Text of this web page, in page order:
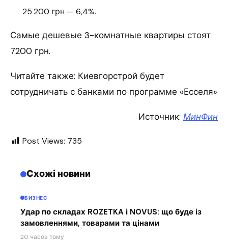
25 200 грн — 6,4%.
Самые дешевые 3-комнатные квартиры стоят
7200 грн.
Читайте также: Киевгорстрой будет
сотрудничать с банками по программе «Есселя»
Источник: МинФин
Post Views: 735
Схожі новини
БИЗНЕС
Удар по складах ROZETKA і NOVUS: що буде із
замовленнями, товарами та цінами
20 часов тому